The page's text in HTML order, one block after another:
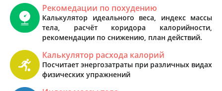
Рекомедации по похудению
Калькулятор идеального веса, индекс массы
тела, расчёт коридора калорийности,
рекомендации по снижению, план действий.
Калькулятор расхода калорий
Посчитает энергозатраты при различных видах
физических упражнений